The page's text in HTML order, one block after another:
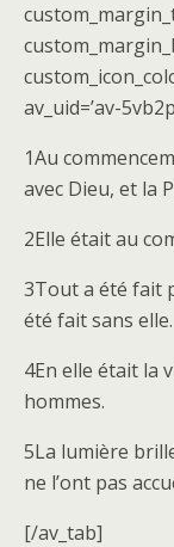
av_uid=’av-
1Au
avec Dieu, et la
2Elle était au
3Tout a été fait
été fait sans elle.
4En elle était la
hommes.
5La lumière
ne l’ont pas
[/av_tab]